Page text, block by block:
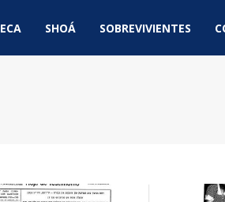
SHOÁ SOBREVIVIENTES